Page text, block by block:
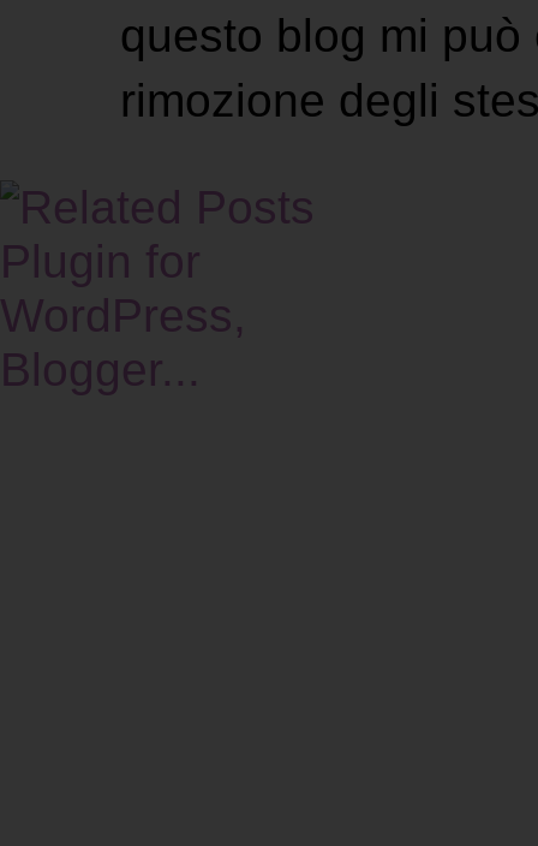
questo blog mi
rimozione degli